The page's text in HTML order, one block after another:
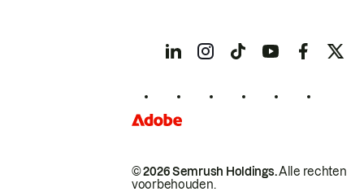
© 2026 Semrush Holdings.Alle rechten
voorbehouden.